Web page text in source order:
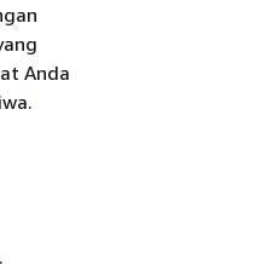
Anda